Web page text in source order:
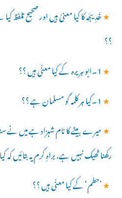
★خَدِیجَہ کا کیا معنیٰ ہیں اور صحیح تلفظ
؟؟
★1۔ابو ہریرہ کے کیا معنٰی ہیں ؟؟
★1۔کیا ہر کلمہ گو مسلمان ہے ؟؟
★میرے بیٹے کا نام شہزاد ہے میں
رکھنا ٹھیک نہیں ہے، براہِ کرم یہ بتائیں
★’حطم‘ کے کیا معنٰی ہیں ؟؟